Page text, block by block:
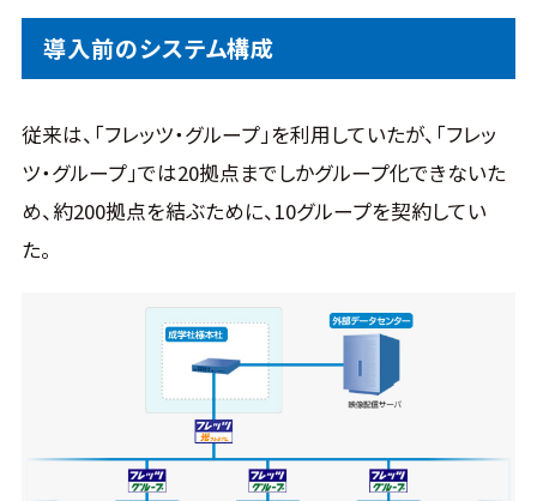
導入前のシステム構成
従来は、「フレッツ・グループ」を利用していたが、「フレッ
ツ・グループ」では20拠点までしかグループ化できないた
め、約200拠点を結ぶために、10グループを契約してい
た。